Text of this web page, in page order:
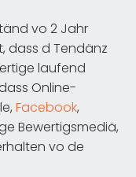
vo 2 Jahr
dass d Tendänz
laufend
Online-
Facebook,
Bewertigsmediä,
vo de